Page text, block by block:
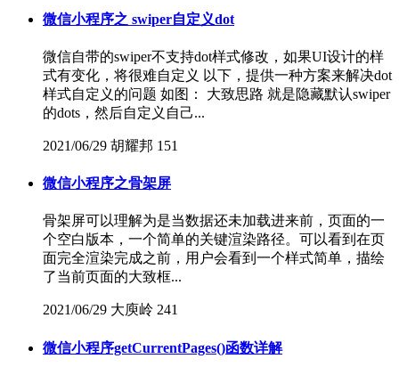
微信小程序之 swiper自定义dot
微信自带的swiper不支持dot样式修改，如果UI设计的样
式有变化，将很难自定义 以下，提供一种方案来解决dot
样式自定义的问题 如图： 大致思路 就是隐藏默认swiper
的dots，然后自定义自己...
2021/06/29 胡耀邦 151
微信小程序之骨架屏
骨架屏可以理解为是当数据还未加载进来前，页面的一
个空白版本，一个简单的关键渲染路径。可以看到在页
面完全渲染完成之前，用户会看到一个样式简单，描绘
了当前页面的大致框...
2021/06/29 大庾岭 241
微信小程序getCurrentPages()函数详解